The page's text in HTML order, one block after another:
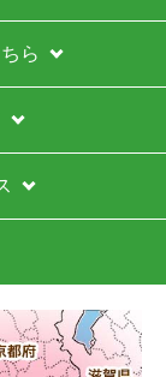
ら